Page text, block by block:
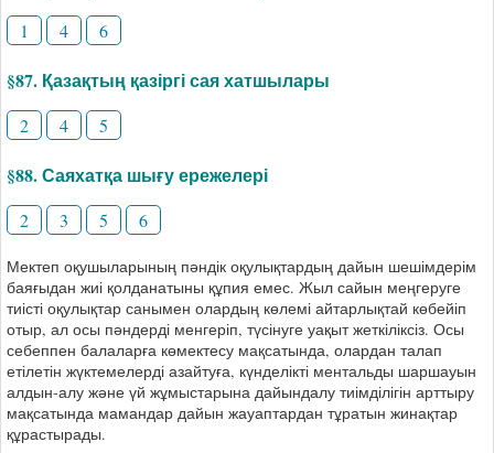
1 4 6
§87. Қазақтың қазіргі сая хатшылары
2 4 5
§88. Саяхатқа шығу ережелері
2 3 5 6
Мектеп оқушыларының пәндік оқулықтардың дайын шешімдерім
баяғыдан жиі қолданатыны құпия емес. Жыл сайын меңгеруге
тиісті оқулықтар санымен олардың көлемі айтарлықтай көбейіп
отыр, ал осы пәндерді менгеріп, түсінуге уақыт жеткіліксіз. Осы
себеппен балаларға көмектесу мақсатында, олардан талап
етілетін жүктемелерді азайтуға, күнделікті ментальды шаршауын
алдын-алу және үй жұмыстарына дайындалу тиімділігін арттыру
мақсатында мамандар дайын жауаптардан тұратын жинақтар
құрастырады.